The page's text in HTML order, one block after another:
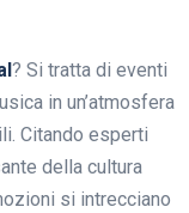
? Si tratta di eventi
in un’atmosfera
Citando esperti
della cultura
si intrecciano